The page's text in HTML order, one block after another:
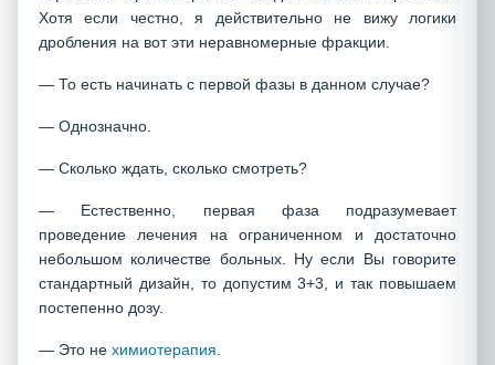
Хотя если честно, я действительно не вижу логики
дробления на вот эти неравномерные фракции.
— То есть начинать с первой фазы в данном случае?
— Однозначно.
— Сколько ждать, сколько смотреть?
— Естественно, первая фаза подразумевает
проведение лечения на ограниченном и достаточно
небольшом количестве больных. Ну если Вы говорите
стандартный дизайн, то допустим 3+3, и так повышаем
постепенно дозу.
— Это не химиотерапия